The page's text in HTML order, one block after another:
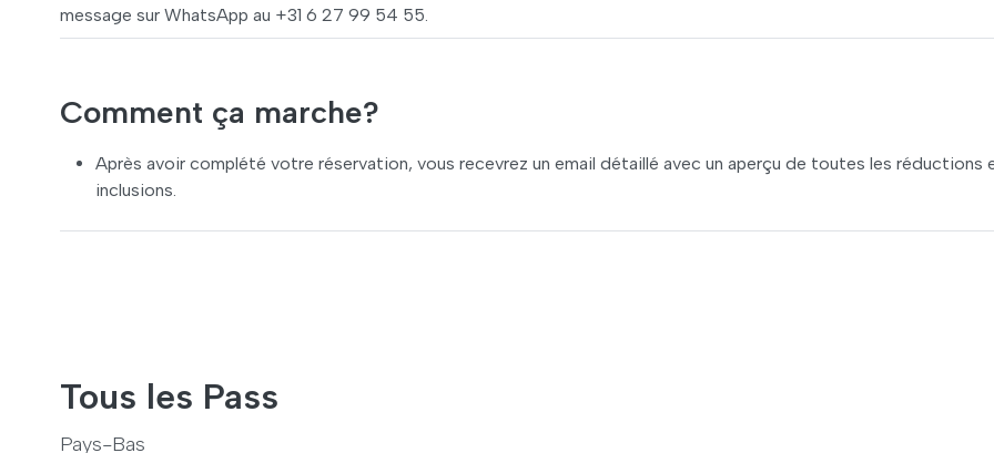
message sur WhatsApp au +31 6 27 99 54 55.
Comment ça marche?
Après avoir complété votre réservation, vous recevrez un email détaillé avec un aperçu de toutes les réductions
inclusions.
Tous les Pass
Pays-Bas